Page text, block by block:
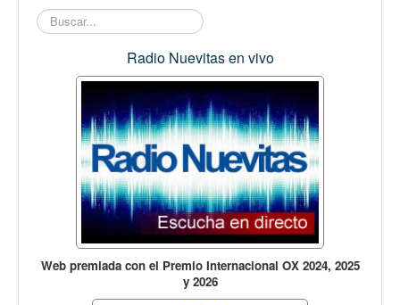
Buscar...
Radio Nuevitas en vivo
Web premiada con el Premio Internacional OX 2024, 2025
y 2026